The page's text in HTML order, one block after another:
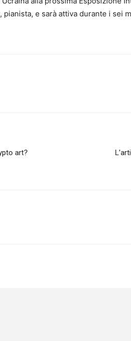
, pianista, e sarà attiva durante i sei
art?